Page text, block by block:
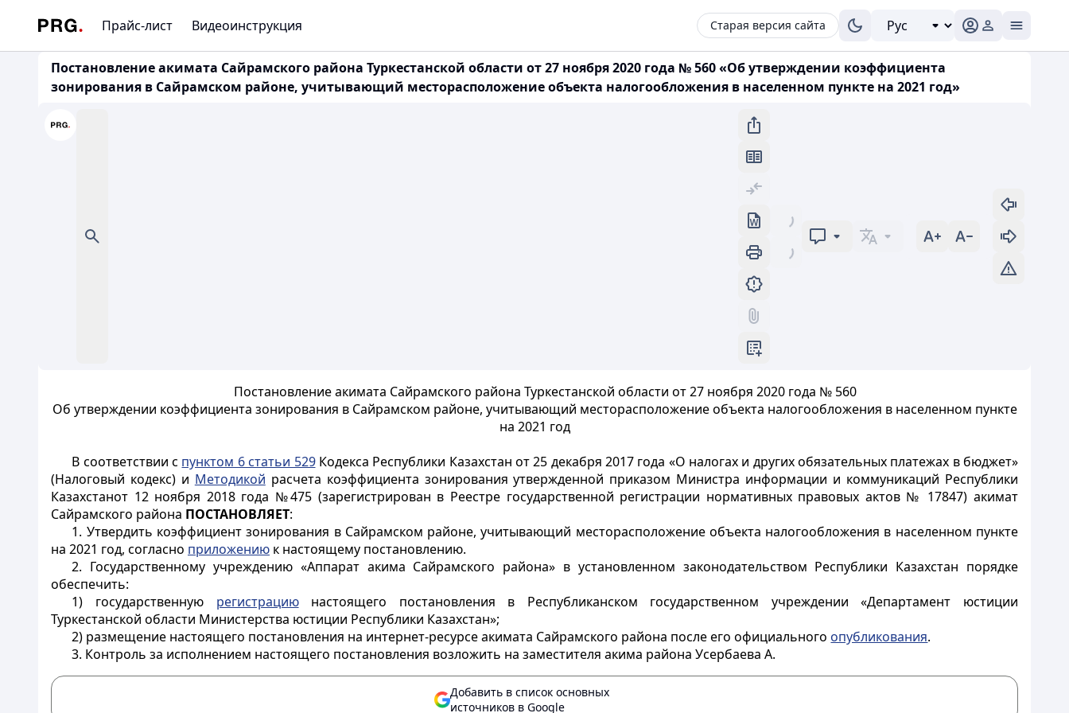
Прайс-лист Видеоинструкция Старая версия сайта
Постановление акимата Сайрамского района Туркестанской области от 27 ноября 2020 года № 560 «Об утверждении коэффициента
зонирования в Сайрамском районе, учитывающий месторасположение объекта налогообложения в населенном пункте на 2021 год»
Постановление акимата Сайрамского района Туркестанской области от 27 ноября 2020 года № 560
Об утверждении коэффициента зонирования в Сайрамском районе, учитывающий месторасположение объекта налогообложения в населенном пункте
на 2021 год
В соответствии с пунктом 6 статьи 529Кодекса Республики Казахстан от 25 декабря 2017 года «О налогах и других обязательных платежах в бюджет»
(Налоговый кодекс) и Методикой расчета коэффициента зонирования утвержденной приказом Министра информации и коммуникаций Республики
Казахстанот 12 ноября 2018 года №475 (зарегистрирован в Реестре государственной регистрации нормативных правовых актов № 17847) акимат
Сайрамского района ПОСТАНОВЛЯЕТ:
1. Утвердить коэффициент зонирования в Сайрамском районе, учитывающий месторасположение объекта налогообложения в населенном пункте
на 2021 год, согласно приложению к настоящему постановлению.
2. Государственному учреждению «Аппарат акима Сайрамского района» в установленном законодательством Республики Казахстан порядке
обеспечить:
1) государственную регистрациюнастоящего постановления в Республиканском государственном учреждении «Департамент юстиции
Туркестанской области Министерства юстиции Республики Казахстан»;
2) размещение настоящего постановления на интернет-ресурсе акимата Сайрамского района после его официального опубликования.
3. Контроль за исполнением настоящего постановления возложить на заместителя акима района Усербаева А.
Добавить в список основных
источников в Google